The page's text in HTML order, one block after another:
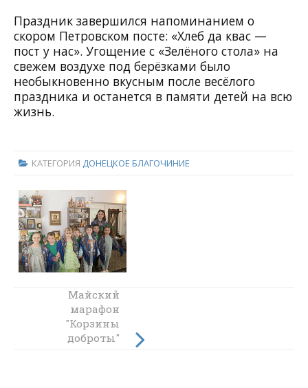
Праздник завершился напоминанием о
скором Петровском посте: «Хлеб да квас —
пост у нас». Угощение с «Зелёного стола» на
свежем воздухе под берёзками было
необыкновенно вкусным после весёлого
праздника и останется в памяти детей на всю
жизнь.
КАТЕГОРИЯ ДОНЕЦКОЕ БЛАГОЧИНИЕ
В воскресной
школе «Держава»
прошло
заключительное
Майский
марафон
"Корзины
доброты"